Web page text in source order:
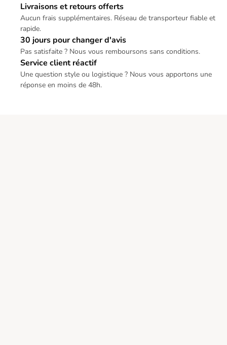
Livraisons et retours offerts
Aucun frais supplémentaires. Réseau de transporteur fiable et
rapide.
30 jours pour changer d'avis
Pas satisfaite ? Nous vous remboursons sans conditions.
Service client réactif
Une question style ou logistique ? Nous vous apportons une
réponse en moins de 48h.